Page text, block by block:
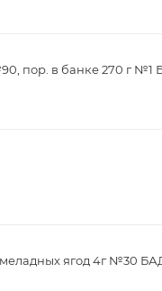
пор. в банке 270 г №1
ягод 4г №30